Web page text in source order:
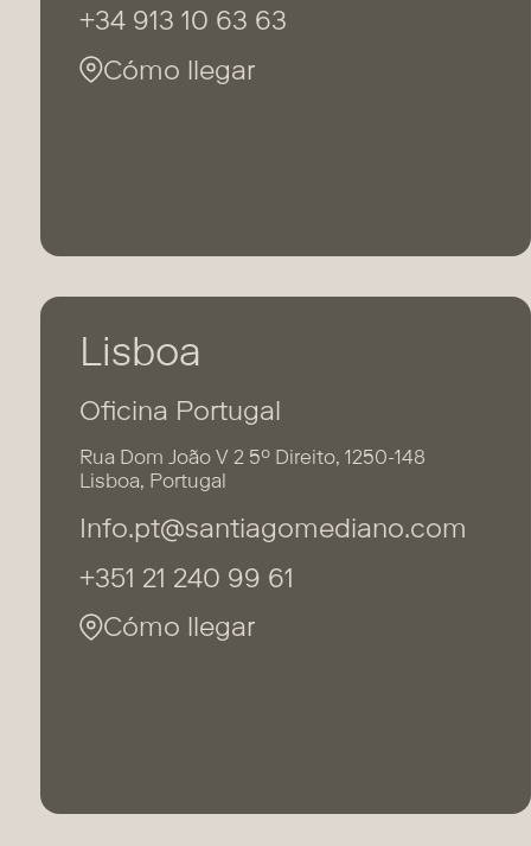
+34 913 10 63 63
Cómo llegar
Lisboa
Oficina Portugal
Rua Dom João V 2 5º Direito, 1250-148
Lisboa, Portugal
Info.pt@santiagomediano.com
+351 21 240 99 61
Cómo llegar